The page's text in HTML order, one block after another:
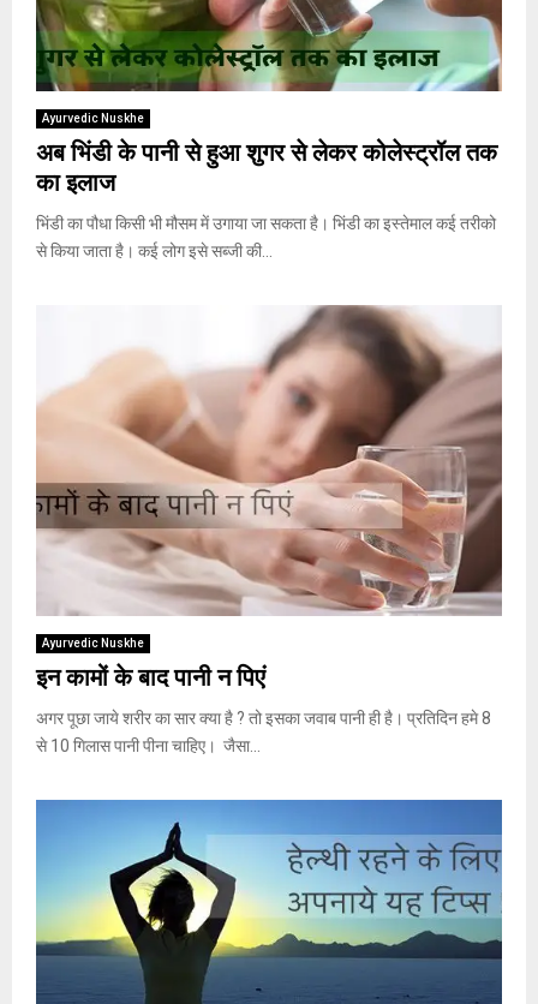
Ayurvedic Nuskhe
अब भिंडी के पानी से हुआ शुगर से लेकर कोलेस्ट्रॉल तक
का इलाज
भिंडी का पौधा किसी भी मौसम में उगाया जा सकता है। भिंडी का इस्तेमाल कई तरीको
से किया जाता है। कई लोग इसे सब्जी की...
Ayurvedic Nuskhe
इन कामों के बाद पानी न पिएं
अगर पूछा जाये शरीर का सार क्या है ? तो इसका जवाब पानी ही है। प्रतिदिन हमे 8
से 10 गिलास पानी पीना चाहिए। जैसा...